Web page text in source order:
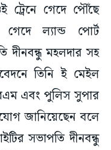
ট্রেনে গেদে পৌঁছে
ল্যান্ড পোর্ট
দীনবন্ধু মহলদার সহ
তিনি ই মেইল
এবং পুলিস সুপার
জানিয়েছেন বলে
সভাপতি দীনবন্ধু